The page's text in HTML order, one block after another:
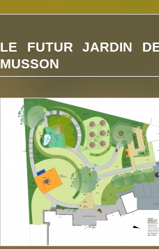
LE FUTUR JARDIN
MUSSON